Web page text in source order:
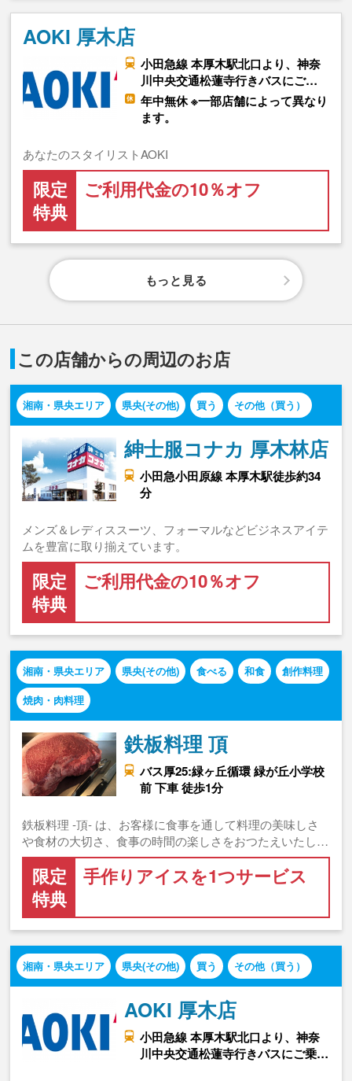
AOKI 厚木店
小田急線 本厚木駅北口より、神奈
川中央交通松蓮寺行きバスにご…
年中無休 ※一部店舗によって異なり
ます。
あなたのスタイリストAOKI
限定
特典
ご利用代金の10％オフ
もっと見る
この店舗からの周辺のお店
湘南・県央エリア 県央(その他) 買う その他（買う）
紳士服コナカ 厚木林店
小田急小田原線 本厚木駅徒歩約34
分
メンズ＆レディススーツ、フォーマルなどビジネスアイテ
ムを豊富に取り揃えています。
限定
特典
ご利用代金の10％オフ
湘南・県央エリア 県央(その他) 食べる 和食
創作料理
焼肉・肉料理
鉄板料理 頂
バス厚25:緑ヶ丘循環 緑が丘小学校
前 下車 徒歩1分
鉄板料理 -頂- は、お客様に食事を通して料理の美味しさ
や食材の大切さ、食事の時間の楽しさをおつたえいたし…
限定
特典
手作りアイスを1つサービス
湘南・県央エリア 県央(その他) 買う その他（買う）
AOKI 厚木店
小田急線 本厚木駅北口より、神奈
川中央交通松蓮寺行きバスにご乗…